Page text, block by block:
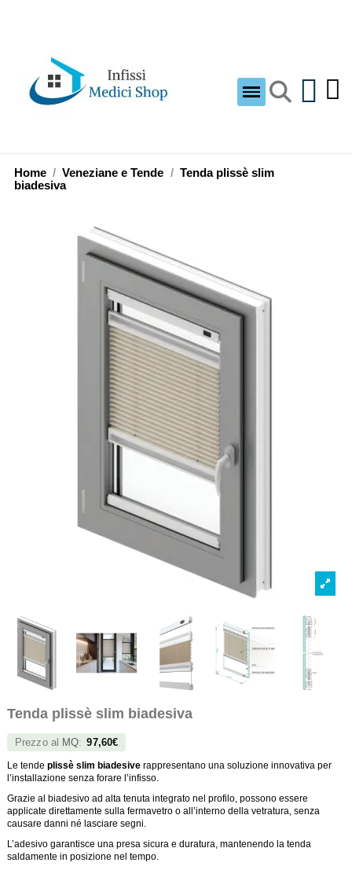
Home Veneziane e Tende
Tenda plissè slim
biadesiva
Tenda plissè slim biadesiva
Prezzo al MQ: 97,60€
Le tende plissè slim biadesive rappresentano una soluzione innovativa per
l’installazione senza forare l’infisso.
Grazie al biadesivo ad alta tenuta integrato nel profilo, possono essere
applicate direttamente sulla fermavetro o all’interno della vetratura, senza
causare danni né lasciare segni.
L’adesivo garantisce una presa sicura e duratura, mantenendo la tenda
saldamente in posizione nel tempo.